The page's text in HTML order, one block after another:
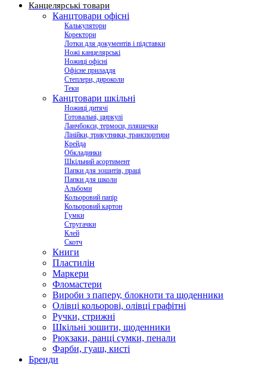
Канцелярські товари
Канцтовари офісні
Калькулятори
Коректори
Лотки для документів і підставки
Ножі канцелярські
Ножиці офісні
Офісне приладдя
Степлери, дироколи
Теки
Канцтовари шкільні
Ножиці дитячі
Готовальні, циркулі
Ланчбокси, термоси, пляшечки
Лінійки, трикутники, транспортири
Крейда
Обкладинки
Шкільний асортимент
Папки для зошитів, праці
Папки для школи
Альбоми
Кольоровий папір
Кольоровий картон
Гумки
Стругачки
Клей
Скотч
Книги
Пластилін
Маркери
Фломастери
Вироби з паперу, блокноти та щоденники
Олівці кольорові, олівці графітні
Ручки, стрижні
Шкільні зошити, щоденники
Рюкзаки, ранці сумки, пенали
Фарби, гуаш, кисті
Бренди